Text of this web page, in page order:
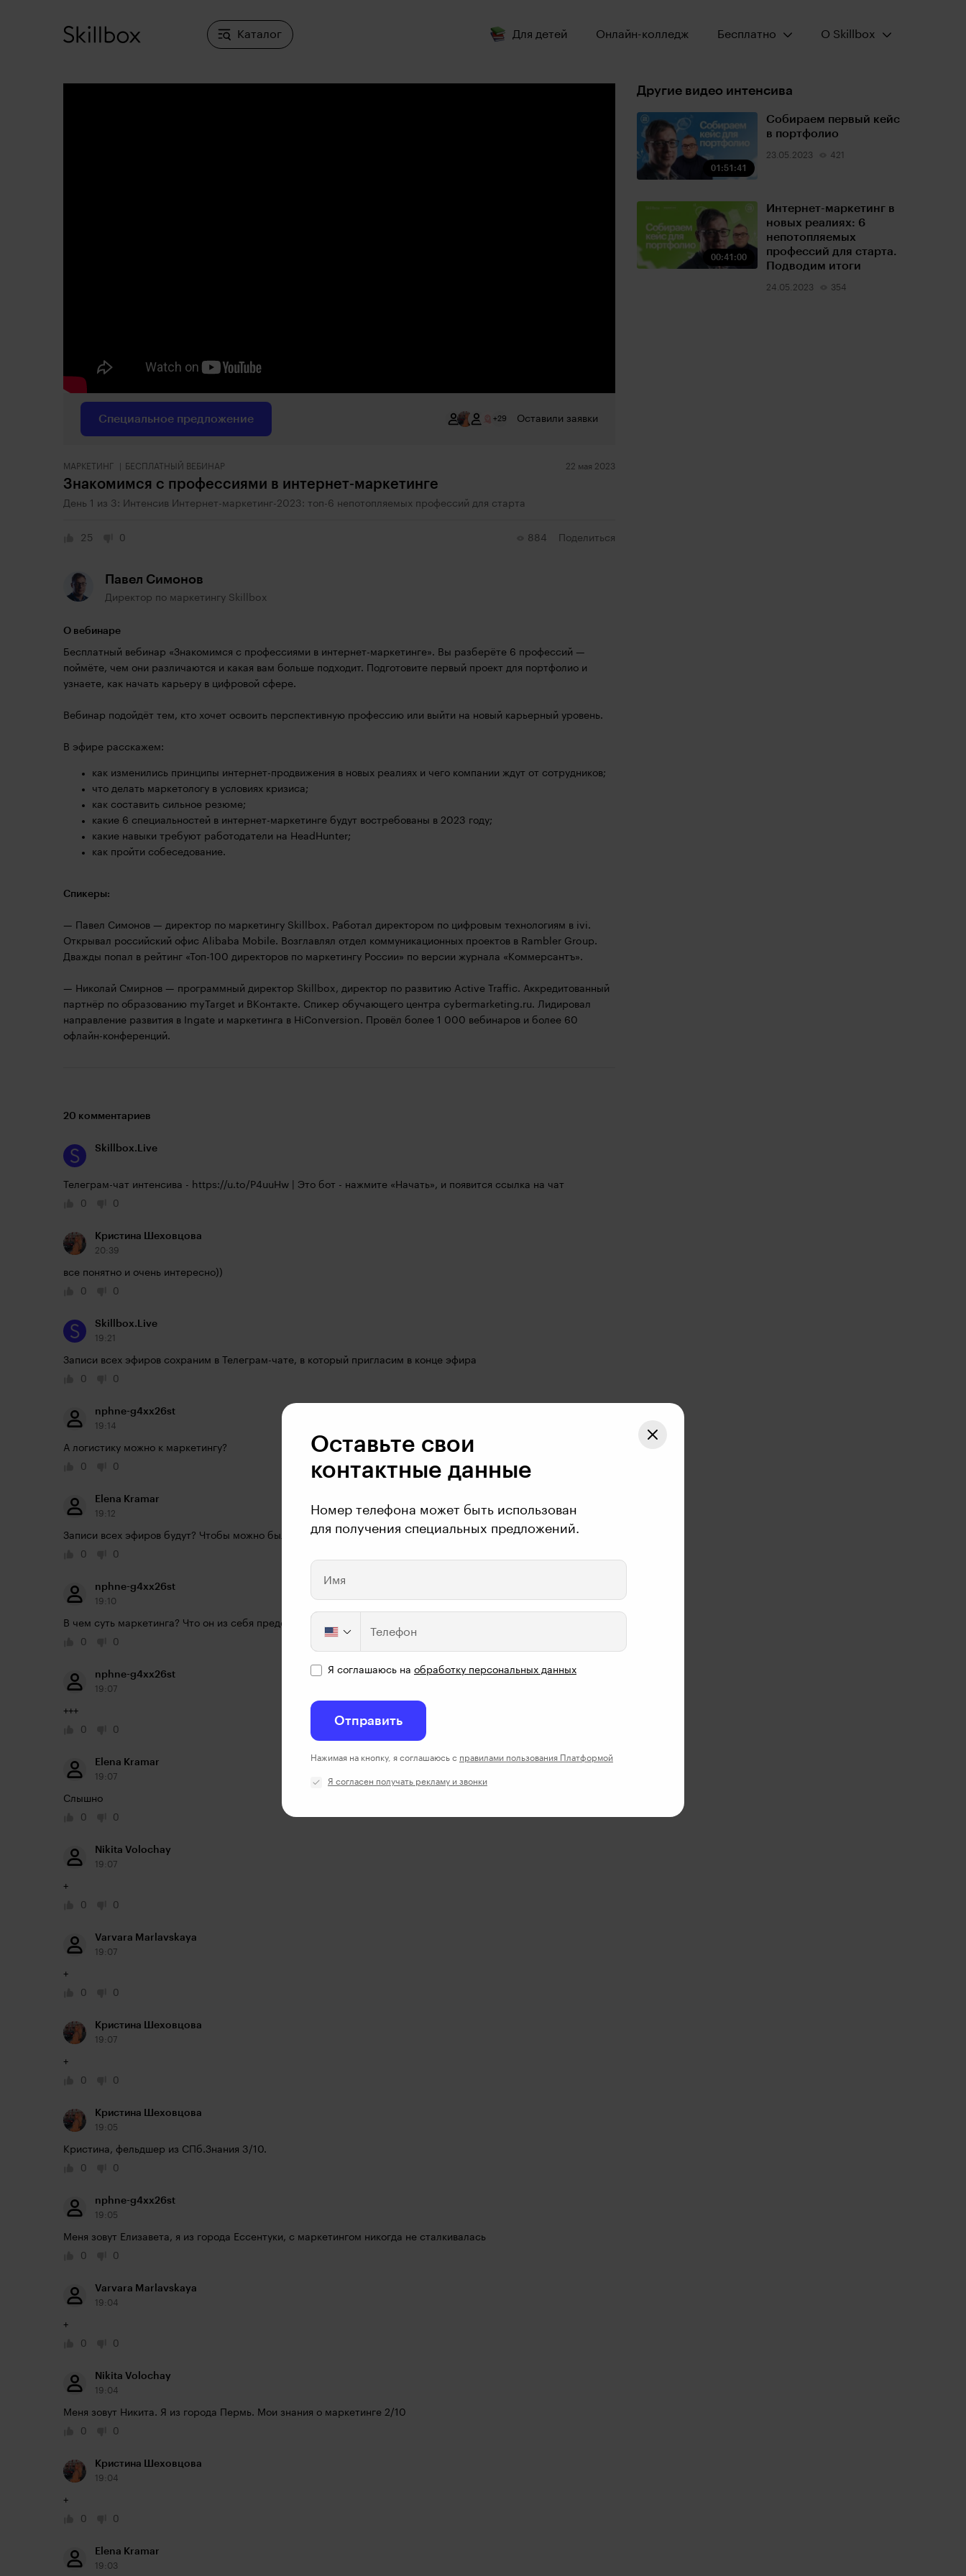
Каталог Для детей Онлайн-колледж Открыть меню:
Бесплатно Открыть меню:
О Skillbox
Специальное предложение +29 Оставили заявки
МАРКЕТИНГ БЕСПЛАТНЫЙ ВЕБИНАР 22 мая 2023
Знакомимся с профессиями в интернет-маркетинге
День 1 из 3: Интенсив Интернет-маркетинг-2023: топ-6 непотопляемых профессий для старта
25 0 884 Поделиться
Павел Симонов
Директор по маркетингу Skillbox
О вебинаре
Бесплатный вебинар «Знакомимся с профессиями в интернет-маркетинге». Вы разберёте 6 профессий —
поймёте, чем они различаются и какая вам больше подходит. Подготовите первый проект для портфолио и
узнаете, как начать карьеру в цифровой сфере.
Вебинар подойдёт тем, кто хочет освоить перспективную профессию или выйти на новый карьерный уровень.
В эфире расскажем:
как изменились принципы интернет-продвижения в новых реалиях и чего компании ждут от сотрудников;
что делать маркетологу в условиях кризиса;
как составить сильное резюме;
какие 6 специальностей в интернет-маркетинге будут востребованы в 2023 году;
какие навыки требуют работодатели на HeadHunter;
как пройти собеседование.
Спикеры:
— Павел Симонов — директор по маркетингу Skillbox. Работал директором по цифровым технологиям в ivi.
Открывал российский офис Alibaba Mobile. Возглавлял отдел коммуникационных проектов в Rambler Group.
Дважды попал в рейтинг «Топ-100 директоров по маркетингу России» по версии журнала «Коммерсантъ».
— Николай Смирнов — программный директор Skillbox, директор по развитию Active Traffic. Аккредитованный
партнёр по образованию myTarget и ВКонтакте. Спикер обучающего центра cybermarketing.ru. Лидировал
направление развития в Ingate и маркетинга в HiConversion. Провёл более 1 000 вебинаров и более 60
офлайн-конференций.
Другие видео интенсива
01:51:41
Собираем первый кейс
в портфолио
23.05.2023 421
00:41:00
Интернет-маркетинг в
новых реалиях: 6
непотопляемых
профессий для старта.
Подводим итоги
24.05.2023 354
20 комментариев
Skillbox.Live
Телеграм-чат интенсива - https://u.to/P4uuHw | Это бот - нажмите «Начать», и появится ссылка на чат
0
0
Кристина Шеховцова
20:39
все понятно и очень интересно))
0
0
Skillbox.Live
19:21
Записи всех эфиров сохраним в Телеграм-чате, в который пригласим в конце эфира
0
0
nphne-g4xx26st
19:14
А логистику можно к маркетингу?
0
0
Elena Kramar
19:12
Записи всех эфиров будут? Чтобы можно было пересмотреть еще
0
0
nphne-g4xx26st
19:10
В чем суть маркетинга? Что он из себя представляет?
0
0
nphne-g4xx26st
19:07
+++
0
0
Elena Kramar
19:07
Слышно
0
0
Nikita Volochay
19:07
+
0
0
Varvara Marlavskaya
19:07
+
0
0
Кристина Шеховцова
19:07
+
0
0
Кристина Шеховцова
19:05
Кристина, фельдшер из СПб.Знания 3/10.
0
0
nphne-g4xx26st
19:05
Меня зовут Елизавета, я из города Ессентуки, с маркетингом никогда не сталкивалась
0
0
Varvara Marlavskaya
19:04
+
0
0
Nikita Volochay
19:04
Меня зовут Никита. Я из города Пермь. Мои знания о маркетинге 2/10
0
0
Кристина Шеховцова
19:04
+
0
0
Elena Kramar
19:03
Оставьте свои
контактные данные
Номер телефона может быть использован
для получения специальных предложений.
Имя
Телефон
Я соглашаюсь на обработку персональных данных
Отправить
Нажимая на кнопку, я соглашаюсь с правилами пользования Платформой
Я согласен получать рекламу и звонки